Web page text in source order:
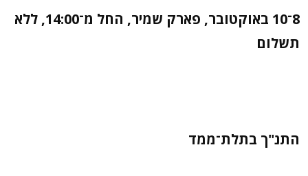
8־10 באוקטובר, פארק שמיר, החל מ־14:00, ללא
תשלום
התנ"ך בתלת־ממד